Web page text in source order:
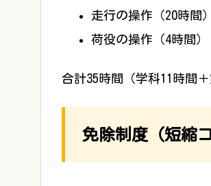
走行の操作（20時間）
荷役の操作（4時間）
合計35時間（学科11時間
免除制度（短縮